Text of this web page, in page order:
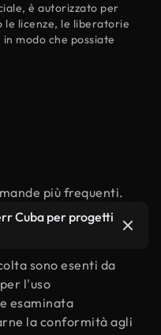
è autorizzato per
le licenze, le liberatorie
modo che possiate
più frequenti.
Cuba per progetti
sono esenti da
l'uso
esaminata
la conformità agli